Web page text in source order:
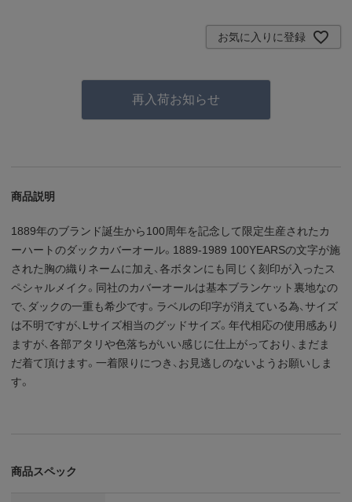
お気に入りに登録
再入荷お知らせ
商品説明
1889年のブランド誕生から100周年を記念して限定生産されたカ
ーハートのダックカバーオール。1889-1989 100YEARSの文字が施
された胸の織りネームに加え、各ボタンにも同じく刻印が入ったス
ペシャルメイク。同社のカバーオールは基本ブランケット裏地なの
で、ダックの一重も希少です。ラベルの印字が消えている為、サイズ
は不明ですが、Lサイズ相当のグッドサイズ。年代相応の使用感あり
ますが、各部アタリや色落ちがいい感じに仕上がっており、まだま
だ着て頂けます。一着限りにつき、お見逃しのないようお願いしま
す。
商品スペック